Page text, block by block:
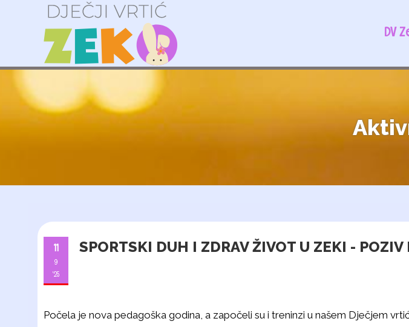
DV
11
9
'25
SPORTSKI DUH I ZDRAV ŽIVOT U ZEKI -
Počela je nova pedagoška godina, a započeli su i treninzi u našem Dječjem